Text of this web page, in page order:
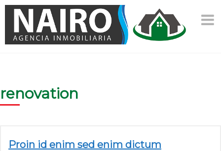
Skip
renovation
Proin id enim sed enim dictum